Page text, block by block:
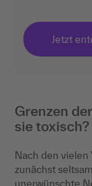
Jetzt
Grenzen
sie toxisch?
Nach den
zunächst
unerwünschte